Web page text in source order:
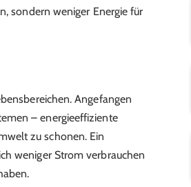
sondern weniger Energie für
Angefangen
– energieeffiziente
zu schonen. Ein
weniger Strom verbrauchen